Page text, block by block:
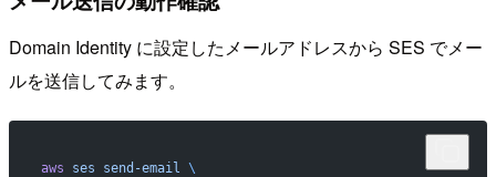
Domain Identity に設定したメールアドレスから SES でメー
ルを送信してみます。
aws ses send-email \